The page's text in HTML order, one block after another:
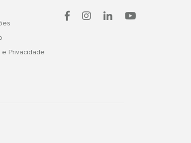
Privacidade